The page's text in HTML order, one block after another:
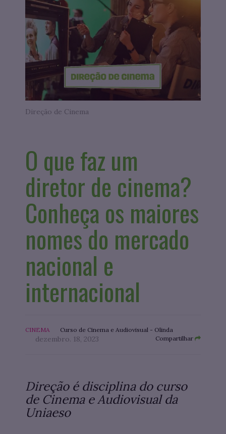
Direção de Cinema
O que faz um
diretor de cinema?
Conheça os maiores
nomes do mercado
nacional e
internacional
CINEMA Curso de Cinema e Audiovisual - Olinda
dezembro. 18, 2023 Compartilhar
Direção é disciplina do curso
de Cinema e Audiovisual da
Uniaeso